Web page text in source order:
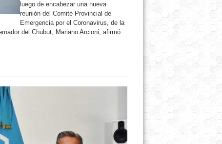
luego de encabezar una nueva
reunión del Comité Provincial de
Emergencia por el Coronavirus, de la
del Chubut, Mariano Arcioni, afirmó